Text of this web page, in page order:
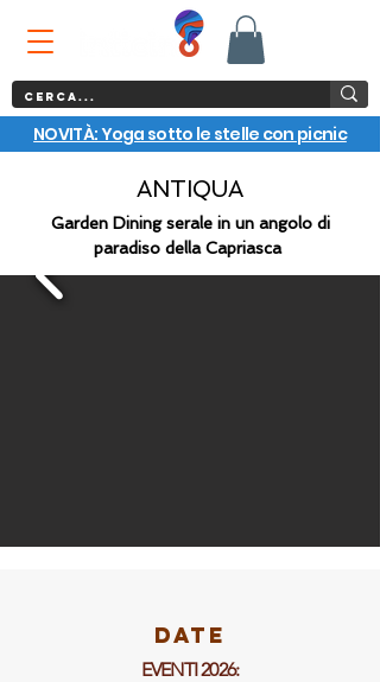
NOVITÀ: Yoga sotto le stelle con picnic
ANTIQUA
Garden Dining serale in un angolo di
paradiso della Capriasca
DATe
EVENTI 2026: